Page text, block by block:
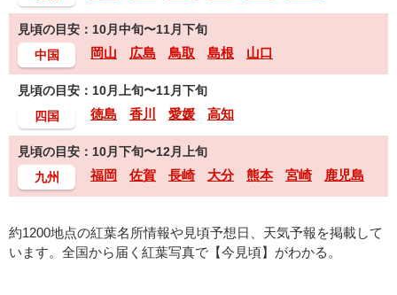
見頃の目安：10月中旬〜11月下旬
中国
岡山 広島 鳥取 島根 山口
見頃の目安：10月上旬〜11月下旬
四国
徳島 香川 愛媛 高知
見頃の目安：10月下旬〜12月上旬
九州
福岡 佐賀 長崎 大分 熊本 宮崎 鹿児島
約1200地点の紅葉名所情報や見頃予想日、天気予報を掲載して
います。全国から届く紅葉写真で【今見頃】がわかる。